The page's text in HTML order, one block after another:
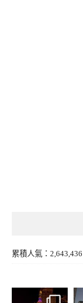
累積人氣：2,643,436